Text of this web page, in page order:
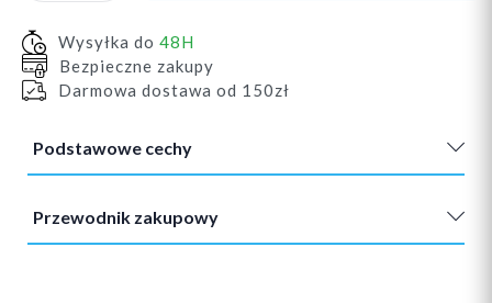
Wysyłka do 48H
Bezpieczne zakupy
Darmowa dostawa od 150zł
Podstawowe cechy
Przewodnik zakupowy